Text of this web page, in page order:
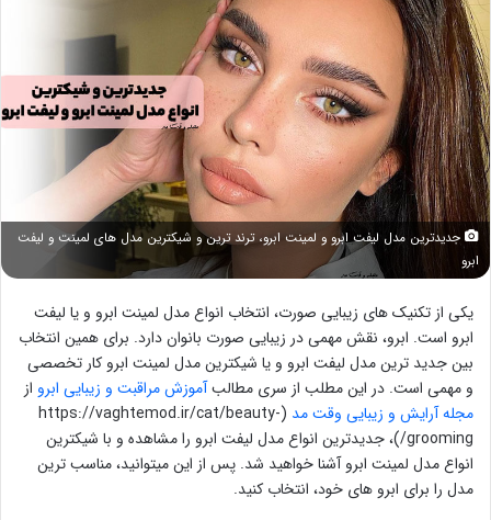
جدیدترین مدل لیفت ابرو و لمینت ابرو، ترند ترین و شیکترین مدل های لمینت و لیفت
ابرو
یکی از تکنیک های زیبایی صورت، انتخاب انواع مدل لمینت ابرو و یا لیفت
ابرو است. ابرو، نقش مهمی در زیبایی صورت بانوان دارد. برای همین انتخاب
بین جدید ترین مدل لیفت ابرو و یا شیکترین مدل لمینت ابرو کار تخصصی
و مهمی است. در این مطلب از سری مطالبآموزش مراقبت و زیبایی ابرو از
مجله آرایش و زیبایی وقت مد (https://vaghtemod.ir/cat/beauty-
grooming/)، جدیدترین انواع مدل لیفت ابرو را مشاهده و با شیکترین
انواع مدل لمینت ابرو آشنا خواهید شد. پس از این میتوانید، مناسب ترین
مدل را برای ابرو های خود، انتخاب کنید.